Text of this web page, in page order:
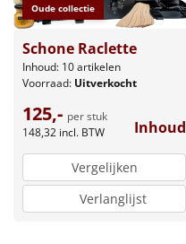
Oude collectie
Schone Raclette
Inhoud: 10 artikelen
Voorraad: Uitverkocht
125,- per stuk
148,32 incl. BTW Inhoud
Vergelijken
Verlanglijst